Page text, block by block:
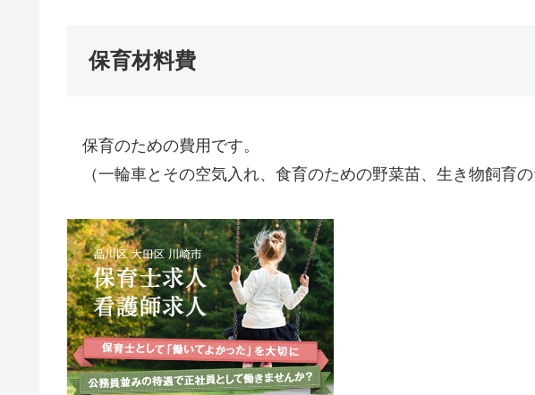
保育材料費
保育のための費用です。
（一輪車とその空気入れ、食育のための野菜苗、生き物飼育の